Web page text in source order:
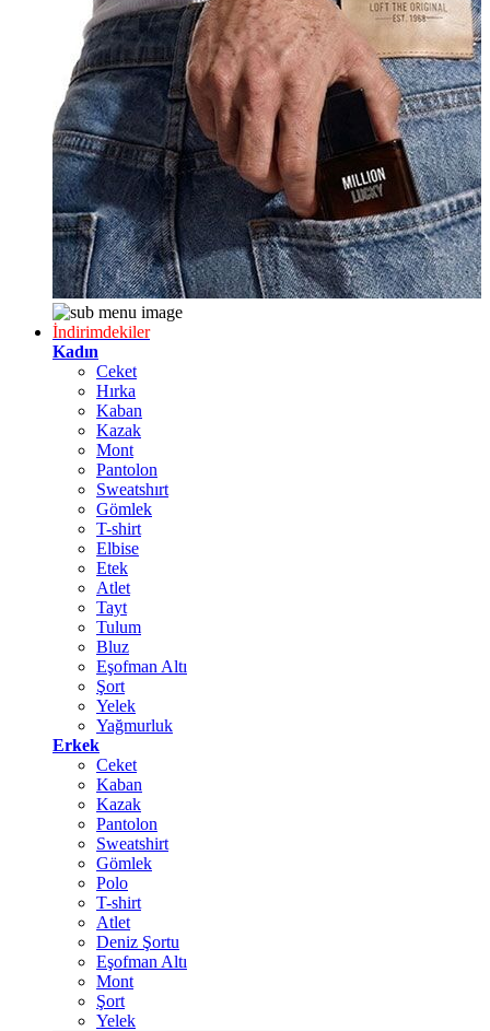
İndirimdekiler
Kadın
Ceket
Hırka
Kaban
Kazak
Mont
Pantolon
Sweatshırt
Gömlek
T-shirt
Elbise
Etek
Atlet
Tayt
Tulum
Bluz
Eşofman Altı
Şort
Yelek
Yağmurluk
Erkek
Ceket
Kaban
Kazak
Pantolon
Sweatshirt
Gömlek
Polo
T-shirt
Atlet
Deniz Şortu
Eşofman Altı
Mont
Şort
Yelek